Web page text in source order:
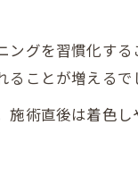
ンズ向けのケア頻
グを習慣化す
ことが増えるで
術直後は着色